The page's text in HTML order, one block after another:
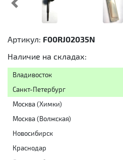
Предыдущий
Артикул: F00RJ02035N
Наличие на складах:
Владивосток
Санкт-Петербург
Москва (Химки)
Москва (Волжская)
Новосибирск
Краснодар